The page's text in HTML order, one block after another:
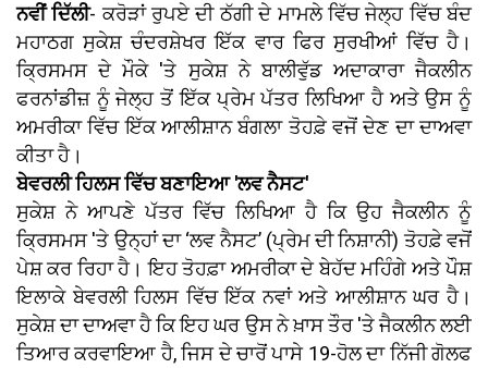
ਨਵੀਂ ਦਿੱਲੀ- ਕਰੋੜਾਂ ਰੁਪਏ ਦੀ ਠੱਗੀ ਦੇ ਮਾਮਲੇ ਵਿੱਚ ਜੇਲ੍ਹ ਵਿੱਚ ਬੰਦ
ਮਹਾਠਗ ਸੁਕੇਸ਼ ਚੰਦਰਸ਼ੇਖਰ ਇੱਕ ਵਾਰ ਫਿਰ ਸੁਰਖੀਆਂ ਵਿੱਚ ਹੈ।
ਕ੍ਰਿਸਮਸ ਦੇ ਮੌਕੇ 'ਤੇ ਸੁਕੇਸ਼ ਨੇ ਬਾਲੀਵੁੱਡ ਅਦਾਕਾਰਾ ਜੈਕਲੀਨ
ਫਰਨਾਂਡੀਜ਼ ਨੂੰ ਜੇਲ੍ਹ ਤੋਂ ਇੱਕ ਪ੍ਰੇਮ ਪੱਤਰ ਲਿਖਿਆ ਹੈ ਅਤੇ ਉਸ ਨੂੰ
ਅਮਰੀਕਾ ਵਿੱਚ ਇੱਕ ਆਲੀਸ਼ਾਨ ਬੰਗਲਾ ਤੋਹਫ਼ੇ ਵਜੋਂ ਦੇਣ ਦਾ ਦਾਅਵਾ
ਕੀਤਾ ਹੈ।
ਬੇਵਰਲੀ ਹਿਲਸ ਵਿੱਚ ਬਣਾਇਆ 'ਲਵ ਨੈਸਟ'
ਸੁਕੇਸ਼ ਨੇ ਆਪਣੇ ਪੱਤਰ ਵਿੱਚ ਲਿਖਿਆ ਹੈ ਕਿ ਉਹ ਜੈਕਲੀਨ ਨੂੰ
ਕ੍ਰਿਸਮਸ 'ਤੇ ਉਨ੍ਹਾਂ ਦਾ ‘ਲਵ ਨੈਸਟ’ (ਪ੍ਰੇਮ ਦੀ ਨਿਸ਼ਾਨੀ) ਤੋਹਫ਼ੇ ਵਜੋਂ
ਪੇਸ਼ ਕਰ ਰਿਹਾ ਹੈ। ਇਹ ਤੋਹਫ਼ਾ ਅਮਰੀਕਾ ਦੇ ਬੇਹੱਦ ਮਹਿੰਗੇ ਅਤੇ ਪੌਸ਼
ਇਲਾਕੇ ਬੇਵਰਲੀ ਹਿਲਸ ਵਿੱਚ ਇੱਕ ਨਵਾਂ ਅਤੇ ਆਲੀਸ਼ਾਨ ਘਰ ਹੈ।
ਸੁਕੇਸ਼ ਦਾ ਦਾਅਵਾ ਹੈ ਕਿ ਇਹ ਘਰ ਉਸ ਨੇ ਖ਼ਾਸ ਤੌਰ 'ਤੇ ਜੈਕਲੀਨ ਲਈ
ਤਿਆਰ ਕਰਵਾਇਆ ਹੈ, ਜਿਸ ਦੇ ਚਾਰੋਂ ਪਾਸੇ 19-ਹੋਲ ਦਾ ਨਿੱਜੀ ਗੋਲਫ